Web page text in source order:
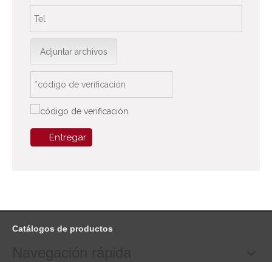
Adjuntar archivos
Entregar
Catálogos de productos